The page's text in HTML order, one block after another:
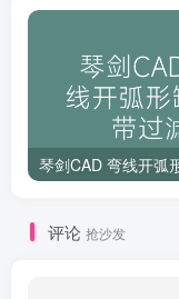
评论 抢沙发